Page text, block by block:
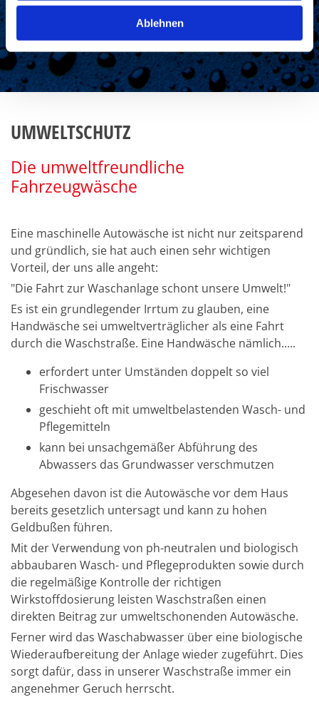
w
l
Ablehnen
UMWELTSCHUTZ
Die umweltfreundliche
Fahrzeugwäsche
Eine maschinelle Autowäsche ist nicht nur zeitsparend
und gründlich, sie hat auch einen sehr wichtigen
Vorteil, der uns alle angeht:
"Die Fahrt zur Waschanlage schont unsere Umwelt!"
Es ist ein grundlegender Irrtum zu glauben, eine
Handwäsche sei umweltverträglicher als eine Fahrt
durch die Waschstraße. Eine Handwäsche nämlich.....
erfordert unter Umständen doppelt so viel
Frischwasser
geschieht oft mit umweltbelastenden Wasch- und
Pflegemitteln
kann bei unsachgemäßer Abführung des
Abwassers das Grundwasser verschmutzen
Abgesehen davon ist die Autowäsche vor dem Haus
bereits gesetzlich untersagt und kann zu hohen
Geldbußen führen.
Mit der Verwendung von ph-neutralen und biologisch
abbaubaren Wasch- und Pflegeprodukten sowie durch
die regelmäßige Kontrolle der richtigen
Wirkstoffdosierung leisten Waschstraßen einen
direkten Beitrag zur umweltschonenden Autowäsche.
Ferner wird das Waschabwasser über eine biologische
Wiederaufbereitung der Anlage wieder zugeführt. Dies
sorgt dafür, dass in unserer Waschstraße immer ein
angenehmer Geruch herrscht.